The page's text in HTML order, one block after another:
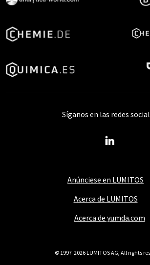
Anúnciese en LUMITOS
Acerca de LUMITOS
Acerca de yumda.com
Síganos en las redes
© 1997-2026 LUMITOS AG, All rights